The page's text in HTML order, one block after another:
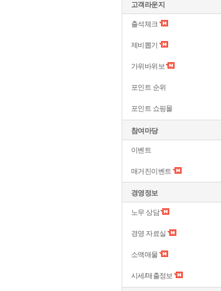
고객라운지
출석체크
제비뽑기
가위바위보
포인트 순위
포인트 쇼핑몰
참여마당
이벤트
매거진이벤트
경영정보
노무 상담
경영 자료실
소액매물
시세/매출정보